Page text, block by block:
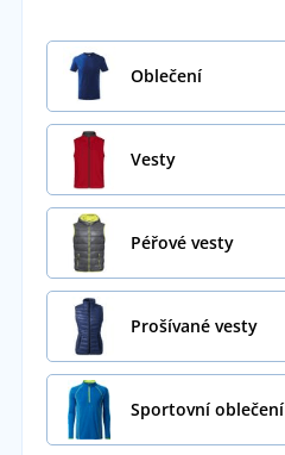
Oblečení
Vesty
Péřové vesty
Prošívané vesty
Sportovní oblečení